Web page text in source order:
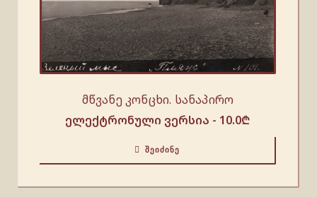
მწვანე კონცხი. სანაპირო
ელექტრონული ვერსია - 10.0₾
ᲨᲔᲘᲫᲘᲜᲔ